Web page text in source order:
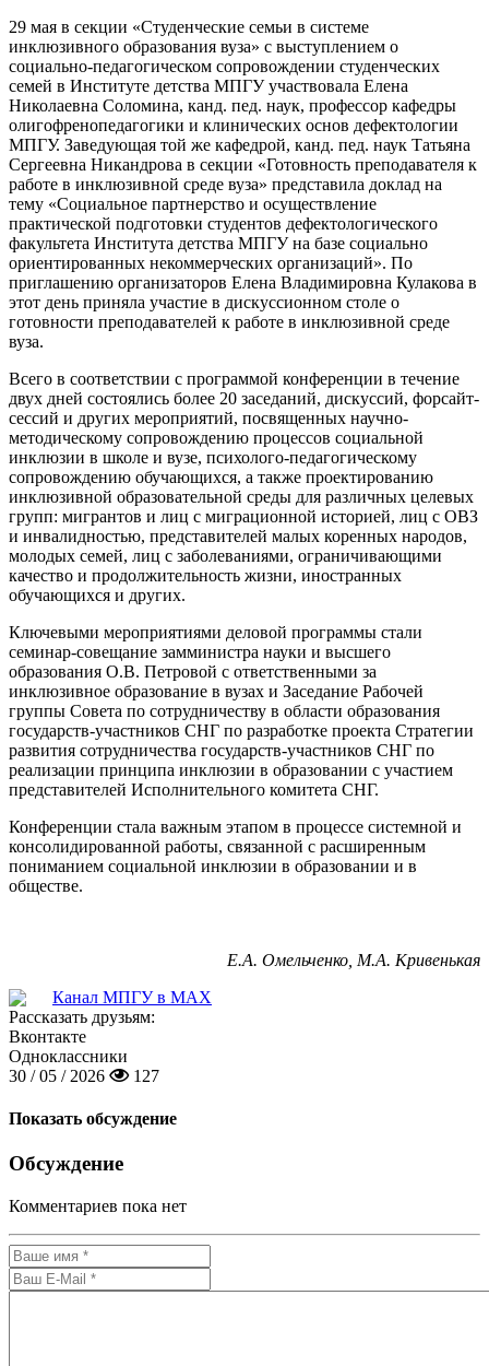
29 мая в секции «Студенческие семьи в системе
инклюзивного образования вуза» с выступлением о
социально-педагогическом сопровождении студенческих
семей в Институте детства МПГУ участвовала Елена
Николаевна Соломина, канд. пед. наук, профессор кафедры
олигофренопедагогики и клинических основ дефектологии
МПГУ. Заведующая той же кафедрой, канд. пед. наук Татьяна
Сергеевна Никандрова в секции «Готовность преподавателя к
работе в инклюзивной среде вуза» представила доклад на
тему «Социальное партнерство и осуществление
практической подготовки студентов дефектологического
факультета Института детства МПГУ на базе социально
ориентированных некоммерческих организаций». По
приглашению организаторов Елена Владимировна Кулакова в
этот день приняла участие в дискуссионном столе о
готовности преподавателей к работе в инклюзивной среде
вуза.
Всего в соответствии с программой конференции в течение
двух дней состоялись более 20 заседаний, дискуссий, форсайт-
сессий и других мероприятий, посвященных научно-
методическому сопровождению процессов социальной
инклюзии в школе и вузе, психолого-педагогическому
сопровождению обучающихся, а также проектированию
инклюзивной образовательной среды для различных целевых
групп: мигрантов и лиц с миграционной историей, лиц с ОВЗ
и инвалидностью, представителей малых коренных народов,
молодых семей, лиц с заболеваниями, ограничивающими
качество и продолжительность жизни, иностранных
обучающихся и других.
Ключевыми мероприятиями деловой программы стали
семинар-совещание замминистра науки и высшего
образования О.В. Петровой с ответственными за
инклюзивное образование в вузах и Заседание Рабочей
группы Совета по сотрудничеству в области образования
государств-участников СНГ по разработке проекта Стратегии
развития сотрудничества государств-участников СНГ по
реализации принципа инклюзии в образовании с участием
представителей Исполнительного комитета СНГ.
Конференции стала важным этапом в процессе системной и
консолидированной работы, связанной с расширенным
пониманием социальной инклюзии в образовании и в
обществе.
Е.А. Омельченко, М.А. Кривенькая
Канал МПГУ в MAX
Рассказать друзьям:
Вконтакте
Одноклассники
30 / 05 / 2026
127
Показать обсуждение
Обсуждение
Комментариев пока нет